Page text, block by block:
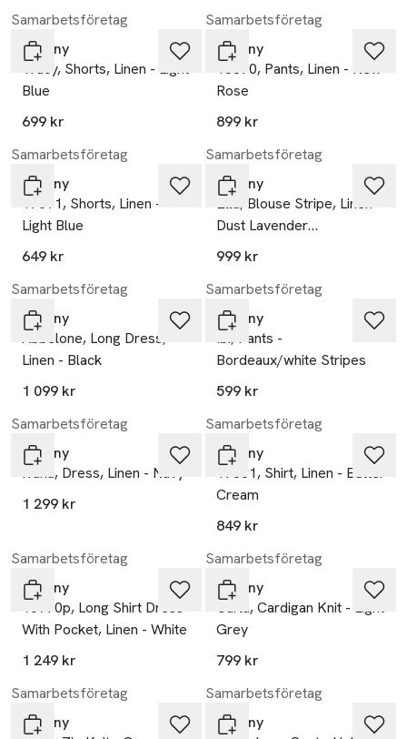
Samarbetsföretag
Tiffany
Tracy, Shorts, Linen - Light
Blue
699 kr
Samarbetsföretag
Tiffany
18870, Pants, Linen - New
Rose
899 kr
Samarbetsföretag
Tiffany
17691, Shorts, Linen -
Light Blue
649 kr
Samarbetsföretag
Tiffany
Ella, Blouse Stripe, Linen -
Dust Lavender
Stripe/cream
999 kr
Samarbetsföretag
Tiffany
Abbelone, Long Dress,
Linen - Black
1 099 kr
Samarbetsföretag
Tiffany
Ibi, Pants -
Bordeaux/white Stripes
599 kr
Samarbetsföretag
Tiffany
Ivana, Dress, Linen - Navy
1 299 kr
Samarbetsföretag
Tiffany
17661, Shirt, Linen - Butter
Cream
849 kr
Samarbetsföretag
Tiffany
18970p, Long Shirt Dress
With Pocket, Linen - White
1 249 kr
Samarbetsföretag
Tiffany
Carla, Cardigan Knit - Light
Grey
799 kr
Samarbetsföretag
Tiffany
Samarbetsföretag
Tiffany